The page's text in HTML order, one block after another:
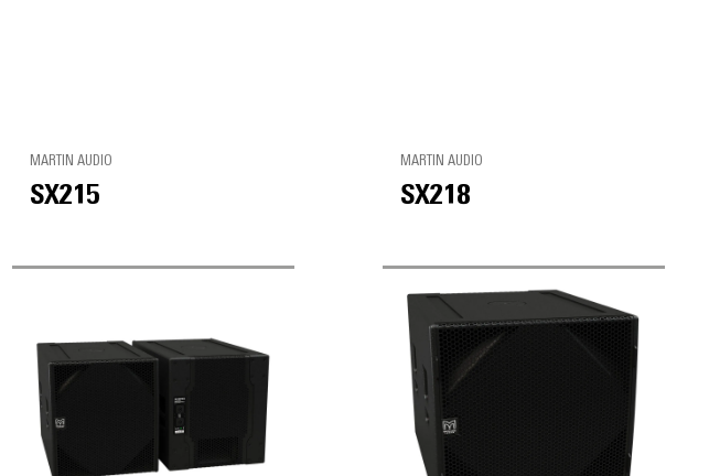
MARTIN AUDIO
SX215
MARTIN AUDIO
SX218